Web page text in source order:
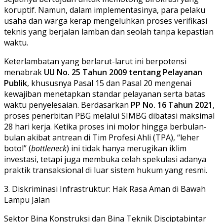
koruptif. Namun, dalam implementasinya, para pelaku
usaha dan warga kerap mengeluhkan proses verifikasi
teknis yang berjalan lamban dan seolah tanpa kepastian
waktu.
​Keterlambatan yang berlarut-larut ini berpotensi
menabrak UU No. 25 Tahun 2009 tentang Pelayanan
Publik, khususnya Pasal 15 dan Pasal 20 mengenai
kewajiban menetapkan standar pelayanan serta batas
waktu penyelesaian. Berdasarkan PP No. 16 Tahun 2021,
proses penerbitan PBG melalui SIMBG dibatasi maksimal
28 hari kerja. Ketika proses ini molor hingga berbulan-
bulan akibat antrean di Tim Profesi Ahli (TPA), “leher
botol” (bottleneck) ini tidak hanya merugikan iklim
investasi, tetapi juga membuka celah spekulasi adanya
praktik transaksional di luar sistem hukum yang resmi.
​3. Diskriminasi Infrastruktur: Hak Rasa Aman di Bawah
Lampu Jalan
​Sektor Bina Konstruksi dan Bina Teknik Disciptabintar